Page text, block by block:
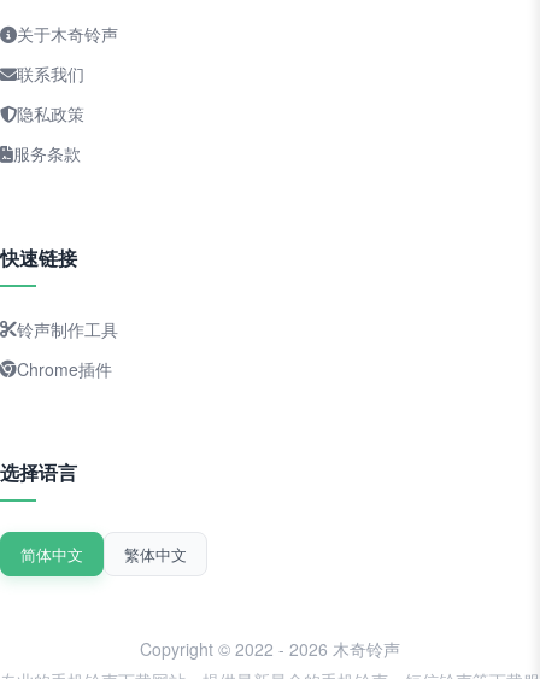
关于木奇铃声
联系我们
隐私政策
服务条款
快速链接
铃声制作工具
Chrome插件
选择语言
简体中文 繁体中文
Copyright © 2022 - 2026 木奇铃声